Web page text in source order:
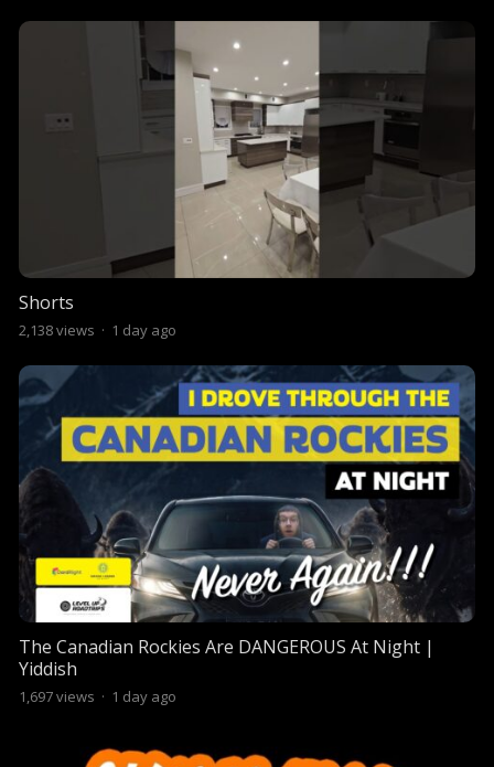
Shorts
2,138views · 1 day ago
The Canadian Rockies Are DANGEROUS At Night |
Yiddish
1,697views · 1 day ago